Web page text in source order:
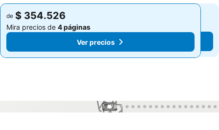
de $ 354.526
Mira precios de 4 páginas
Ver precios
de $ 354.526
Mira precios de 4 páginas
Ver precios
1 / 78